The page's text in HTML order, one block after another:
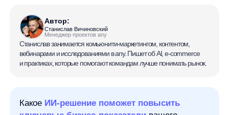
и практиках, которые помогают командам лучше понимать рынок.
КакоеИИ-решение поможет повысить
ключевые бизнес-показателивашего
интернет-магазина? Оставьте заявку